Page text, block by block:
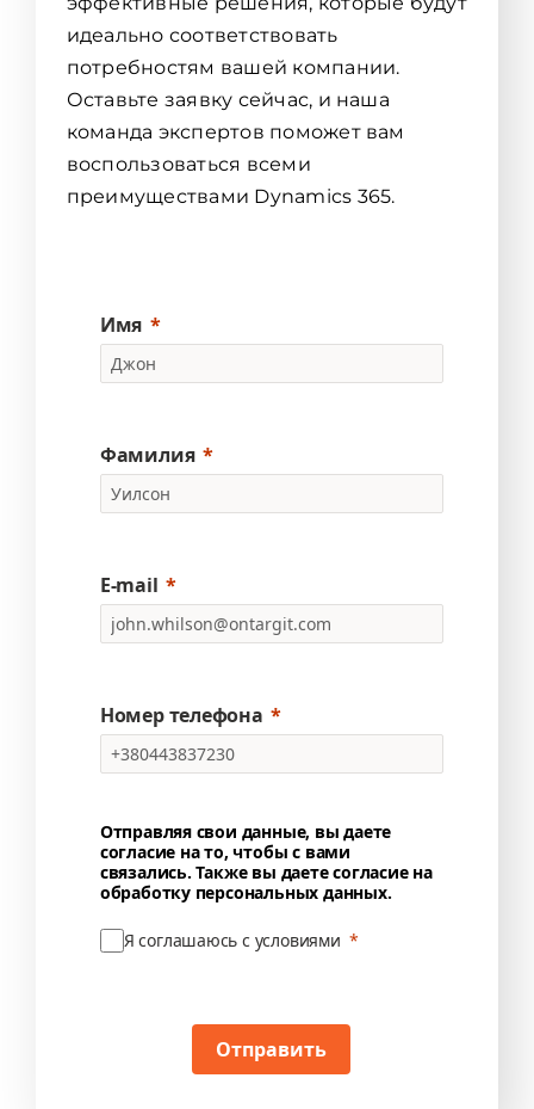
идеально соответствовать
потребностям вашей компании.
Оставьте заявку сейчас, и наша
команда экспертов поможет вам
воспользоваться всеми
преимуществами Dynamics 365.
Имя
Фамилия
E-mail
Номер телефона
Отправляя свои данные, вы даете
согласие на то, чтобы с вами
связались. Также вы даете согласие на
обработку персональных данных.
Я соглашаюсь с условиями
Отправить